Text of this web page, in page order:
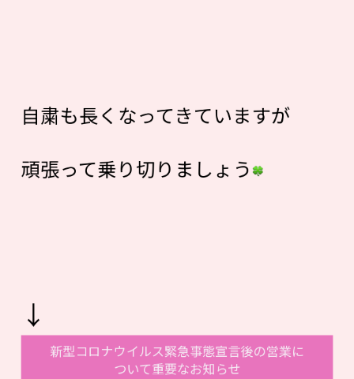
自粛も長くなってきていますが
頑張って乗り切りましょう
↓
新型コロナウイルス緊急事態宣言後の営業に
ついて重要なお知らせ